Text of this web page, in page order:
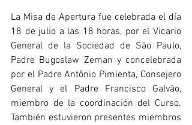
La Misa de Apertura fue celebrada el día
18 de julio a las 18 horas, por el Vicario
General de la Sociedad de São Paulo,
Padre Bugoslaw Zeman y concelebrada
por el Padre Antônio Pimienta, Consejero
General y el Padre Francisco Galvão,
miembro de la coordinación del Curso.
También estuvieron presentes miembros